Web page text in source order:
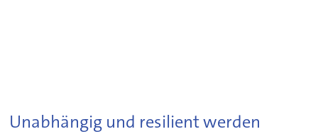
Unabhängig und resilient werden